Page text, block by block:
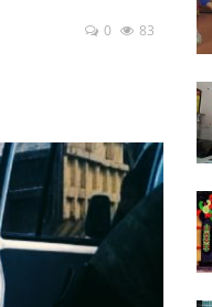
0 83